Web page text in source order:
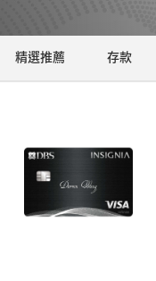
精選推薦 存款